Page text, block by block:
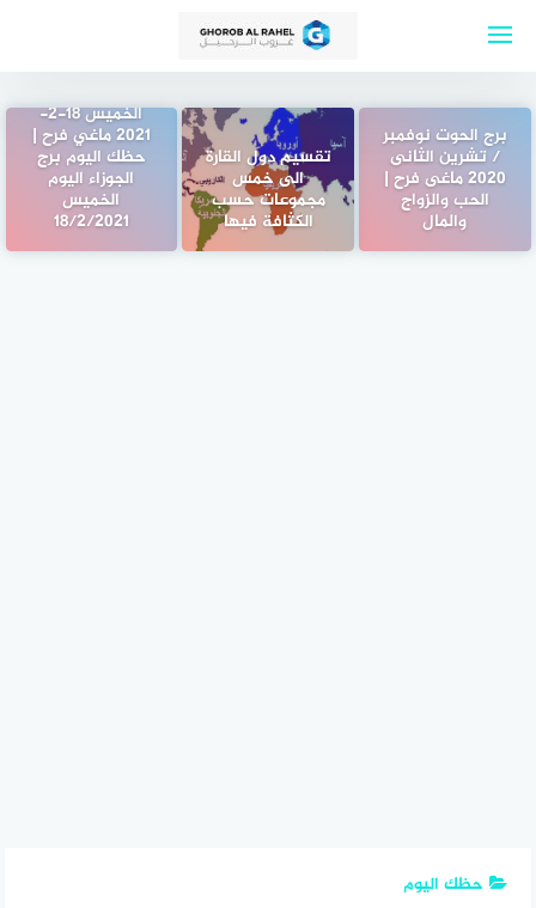
برج الحوت نوفمبر
/ تشرين الثانى
2020 ماغى فرح |
الحب والزواج
والمال
تقسيم دول القارة
الى خمس
مجموعات حسب
الكثافة فيها
الخميس 18-2-
2021 ماغي فرح |
حظك اليوم برج
الجوزاء اليوم
الخميس
18/2/2021
حظك اليوم